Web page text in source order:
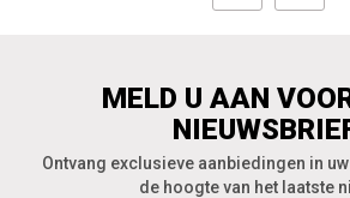
MELD U AAN
Ontvang exclusieve aanbiedingen in
de hoogte van het laatste